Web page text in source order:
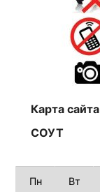
Карта сайта
СОУТ
Пн
Вт